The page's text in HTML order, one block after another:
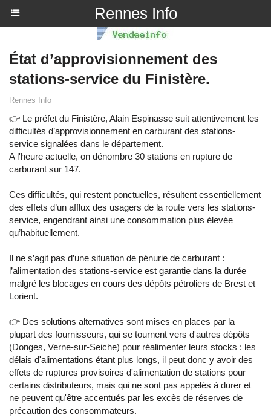
Rennes Info
État d’approvisionnement des
stations-service du Finistère.
Rennes Info
👉 Le préfet du Finistère, Alain Espinasse suit attentivement les
difficultés d’approvisionnement en carburant des stations-
service signalées dans le département.
A l'heure actuelle, on dénombre 30 stations en rupture de
carburant sur 147.
Ces difficultés, qui restent ponctuelles, résultent essentiellement
des effets d’un afflux des usagers de la route vers les stations-
service, engendrant ainsi une consommation plus élevée
qu’habituellement.
Il ne s’agit pas d’une situation de pénurie de carburant :
l’alimentation des stations-service est garantie dans la durée
malgré les blocages en cours des dépôts pétroliers de Brest et
Lorient.
👉 Des solutions alternatives sont mises en places par la
plupart des fournisseurs, qui se tournent vers d'autres dépôts
(Donges, Verne-sur-Seiche) pour réalimenter leurs stocks : les
délais d'alimentations étant plus longs, il peut donc y avoir des
effets de ruptures provisoires d'alimentation de stations pour
certains distributeurs, mais qui ne sont pas appelés à durer et
ne peuvent qu'être accentués par les excès de réserves de
précaution des consommateurs.